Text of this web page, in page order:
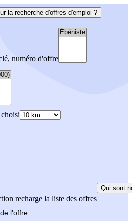
la recherche d'offres d'emploi ?
numéro d'offre
recharge la liste des offres
Qui sont
de l'offre